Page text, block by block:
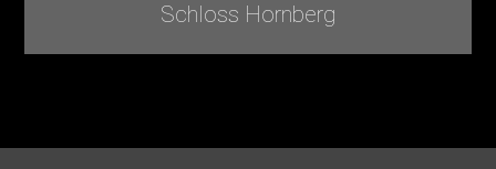
Schloss Hornberg